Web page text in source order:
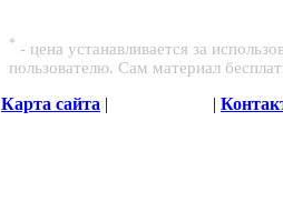
* - цена устанавливается за
пользователю. Сам материал
Карта сайта | |